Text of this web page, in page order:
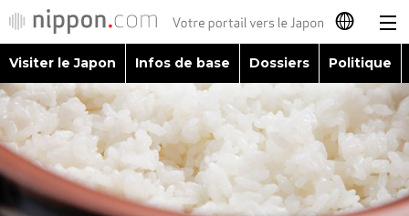
日本語
English
简体字
繁體字
Visiter le Japon
Visiter le Japon Infos de base Dossiers Politique